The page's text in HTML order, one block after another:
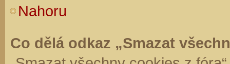
Nahoru
Co dělá odkaz „Smazat